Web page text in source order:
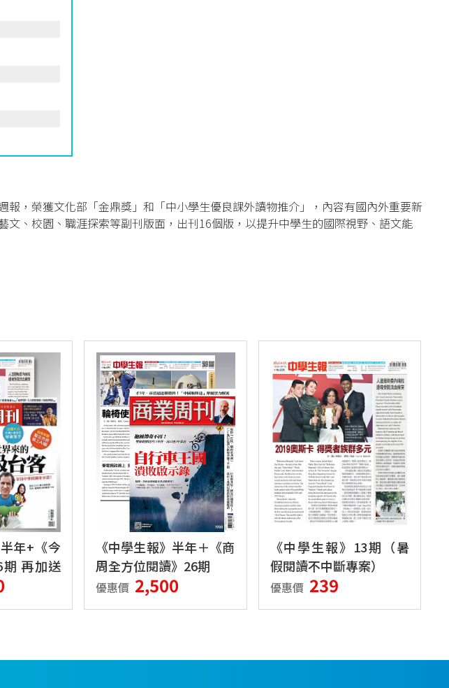
報，榮獲文化部「金鼎獎」和「中小學生優良課外讀物推介」，內容有國內外重要新
、校園、職涯探索等副刊版面，出刊16個版，以提升中學生的國際視野、語文能
年+《今
再加送
本
《中學生報》半年＋《商
周全方位閱讀》26期
優惠價 2,500
《中學生報》13期（暑
假閱讀不中斷專案）
優惠價 239